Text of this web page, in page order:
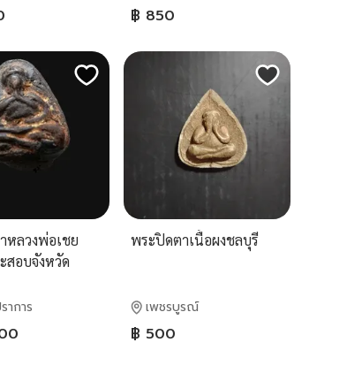
฿ 850
หลวงพ่อเชย
สอบจังหวัด
าร
าการ
พระปิดตาเนื้อผงชลบุรี
เพชรบูรณ์
฿ 500